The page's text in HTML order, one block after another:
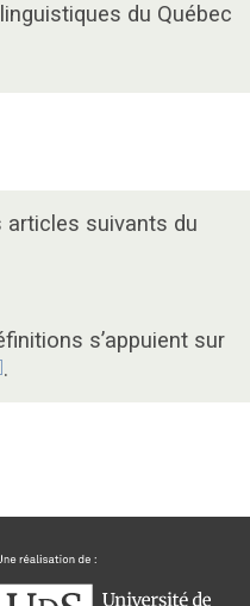
du Québec
articles suivants du
s’appuient sur
.